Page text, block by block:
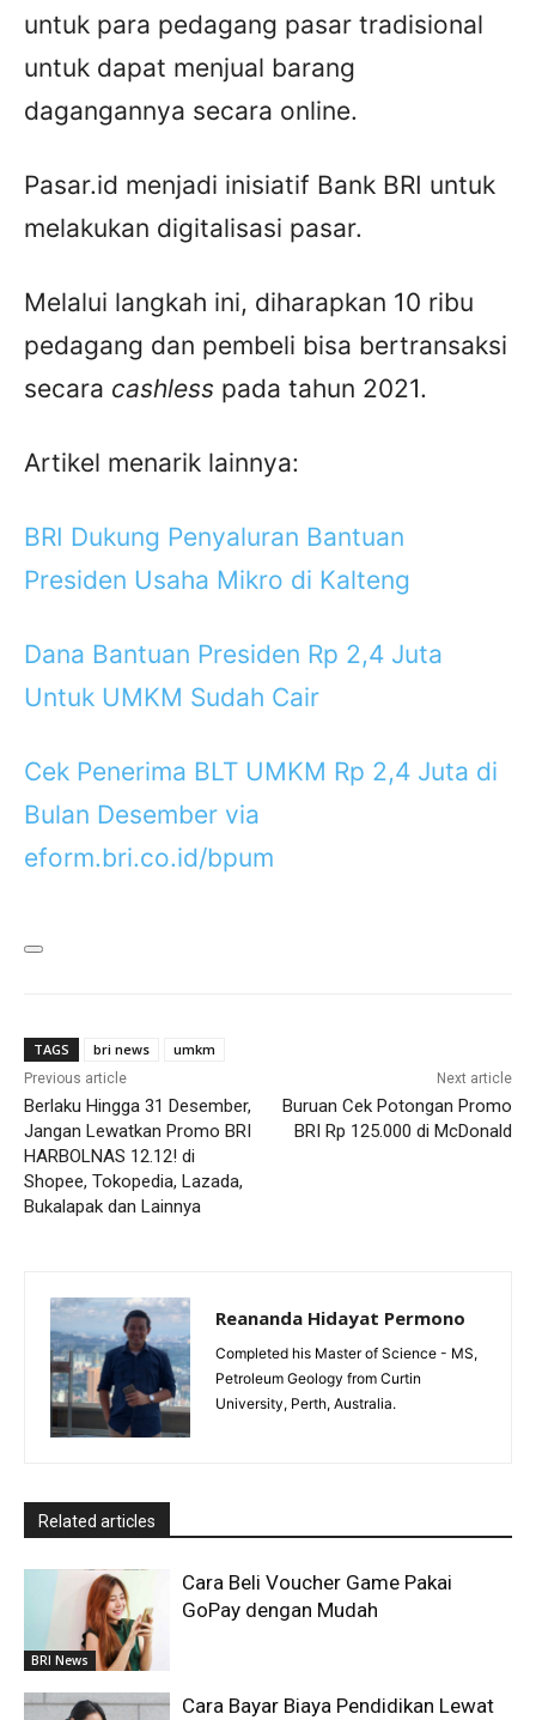
untuk para pedagang pasar tradisional
untuk dapat menjual barang
dagangannya secara online.
Pasar.id menjadi inisiatif Bank BRI untuk
melakukan digitalisasi pasar.
Melalui langkah ini, diharapkan 10 ribu
pedagang dan pembeli bisa bertransaksi
secara cashless pada tahun 2021.
Artikel menarik lainnya:
BRI Dukung Penyaluran Bantuan
Presiden Usaha Mikro di Kalteng
Dana Bantuan Presiden Rp 2,4 Juta
Untuk UMKM Sudah Cair
Cek Penerima BLT UMKM Rp 2,4 Juta di
Bulan Desember via
eform.bri.co.id/bpum
TAGS bri news umkm
Previous article
Berlaku Hingga 31 Desember,
Jangan Lewatkan Promo BRI
HARBOLNAS 12.12! di
Shopee, Tokopedia, Lazada,
Bukalapak dan Lainnya
Next article
Buruan Cek Potongan Promo
BRI Rp 125.000 di McDonald
Reananda Hidayat Permono
Completed his Master of Science - MS,
Petroleum Geology from Curtin
University, Perth, Australia.
Related articles
BRI News
Cara Beli Voucher Game Pakai
GoPay dengan Mudah
Cara Bayar Biaya Pendidikan Lewat